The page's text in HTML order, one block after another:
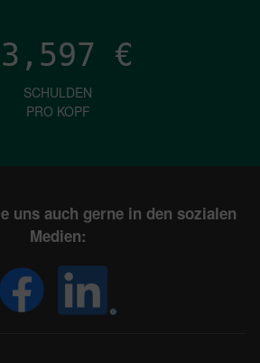
€
SCHULDEN
PRO KOPF
uns auch gerne in den sozialen
Medien: